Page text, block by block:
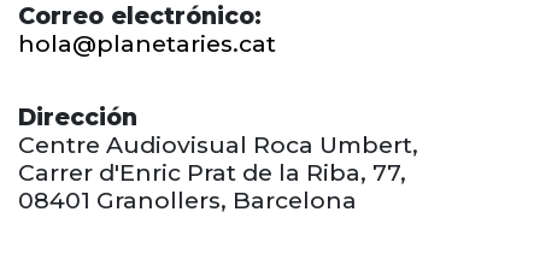
Correo electrónico:
hola@planetaries.cat
Dirección
Centre Audiovisual Roca Umbert,
Carrer d'Enric Prat de la Riba, 77,
08401 Granollers, Barcelona